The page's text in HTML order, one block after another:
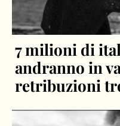
7 milioni di
andranno in
retribuzioni